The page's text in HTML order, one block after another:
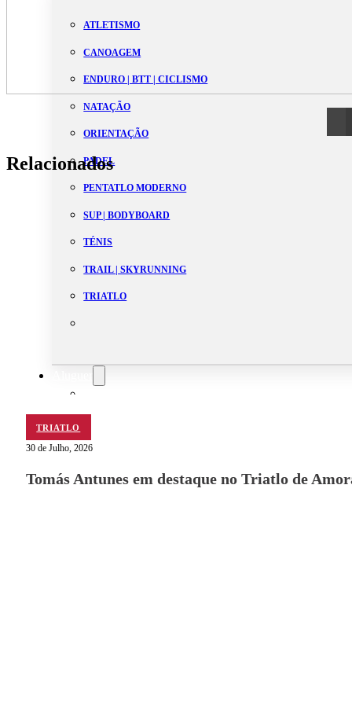
ATLETISMO
CANOAGEM
ENDURO | BTT | CICLISMO
NATAÇÃO
ORIENTAÇÃO
PADEL
PENTATLO MODERNO
SUP | BODYBOARD
TÉNIS
TRAIL | SKYRUNNING
TRIATLO
Contacta-nos
Relacionados
TRIATLO
30 de Julho, 2026
Tomás Antunes em destaque no Triatlo de